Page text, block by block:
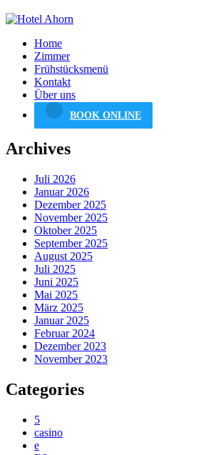
Home
Zimmer
Frühstücksmenü
Kontakt
Über uns
BOOK ONLINE
Archives
Juli 2026
Januar 2026
Dezember 2025
November 2025
Oktober 2025
September 2025
August 2025
Juli 2025
Juni 2025
Mai 2025
März 2025
Januar 2025
Februar 2024
Dezember 2023
November 2023
Categories
5
casino
e